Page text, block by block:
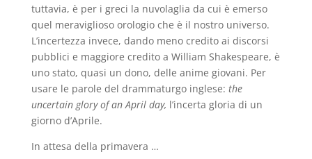
tuttavia, è per i greci la nuvolaglia da cui è emerso
quel meraviglioso orologio che è il nostro universo.
L’incertezza invece, dando meno credito ai discorsi
pubblici e maggiore credito a William Shakespeare, è
uno stato, quasi un dono, delle anime giovani. Per
usare le parole del drammaturgo inglese: the
uncertain glory of an April day, l’incerta gloria di un
giorno d’Aprile.
In attesa della primavera …